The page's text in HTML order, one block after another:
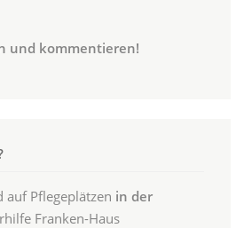
und kommentieren!
auf Pflegeplätzen in der
Franken-Haus